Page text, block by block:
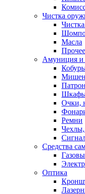
Чистка
Масла
Прочее
Амуниция и
Очки,
Ремни
Средства
Оптика